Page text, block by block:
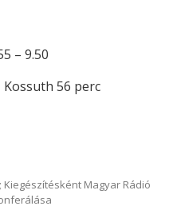
– 9.50
Kossuth 56 perc
Kiegészítésként Magyar Rádió